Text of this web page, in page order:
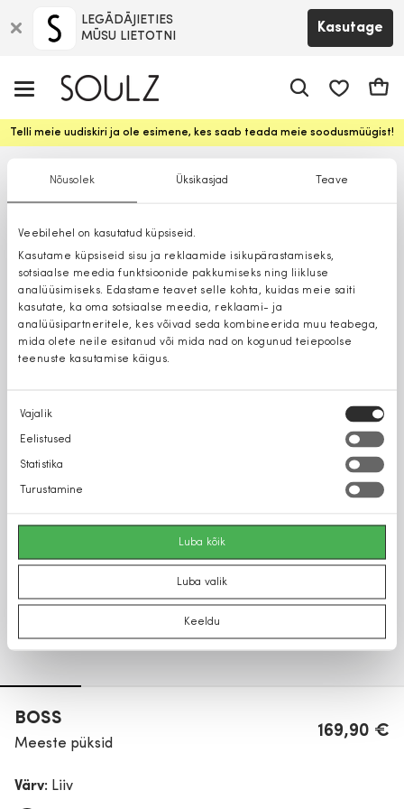
Nõusolek Üksikasjad Teave
Veebilehel on kasutatud küpsiseid.
Kasutame küpsiseid sisu ja reklaamide isikupärastamiseks,
sotsiaalse meedia funktsioonide pakkumiseks ning liikluse
analüüsimiseks. Edastame teavet selle kohta, kuidas meie saiti
kasutate, ka oma sotsiaalse meedia, reklaami- ja
analüüsipartneritele, kes võivad seda kombineerida muu teabega,
mida olete neile esitanud või mida nad on kogunud teiepoolse
teenuste kasutamise käigus.
Nõusoleku
valik
Vajalik
Eelistused
Statistika
Turustamine
Luba kõik
Luba valik
Keeldu
LEGĀDĀJIETIES
MŪSU LIETOTNI
Kasutage
Telli meie uudiskiri ja ole esimene, kes saab teada meie soodusmüügist!
BOSS
Meeste püksid
169,90 €
Värv: Liiv